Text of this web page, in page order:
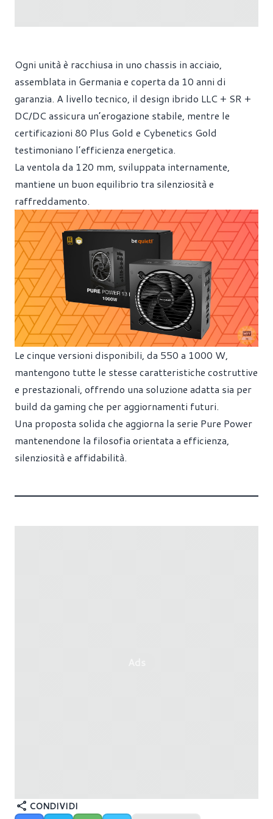
Ogni unità è racchiusa in uno chassis in acciaio,
assemblata in Germania e coperta da 10 anni di
garanzia. A livello tecnico, il design ibrido LLC + SR +
DC/DC assicura un’erogazione stabile, mentre le
certificazioni 80 Plus Gold e Cybenetics Gold
testimoniano l’efficienza energetica.
La ventola da 120 mm, sviluppata internamente,
mantiene un buon equilibrio tra silenziosità e
raffreddamento.
Le cinque versioni disponibili, da 550 a 1000 W,
mantengono tutte le stesse caratteristiche costruttive
e prestazionali, offrendo una soluzione adatta sia per
build da gaming che per aggiornamenti futuri.
Una proposta solida che aggiorna la serie Pure Power
mantenendone la filosofia orientata a efficienza,
silenziosità e affidabilità.
CONDIVIDI